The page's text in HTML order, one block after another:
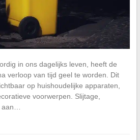
in ons dagelijks leven, heeft de
verloop van tijd geel te worden. Dit
op huishoudelijke apparaten,
voorwerpen. Slijtage,